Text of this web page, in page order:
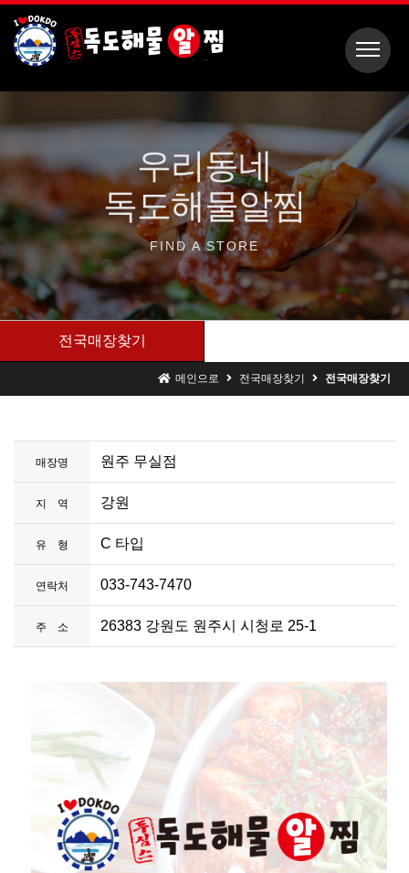
우리동네
독도해물알찜
FIND ASTORE
전국매장찾기
메인으로 전국매장찾기 전국매장찾기
매장명 원주 무실점
지 역 강원
유 형 C 타입
연락처 033-743-7470
주 소 26383 강원도 원주시 시청로 25-1